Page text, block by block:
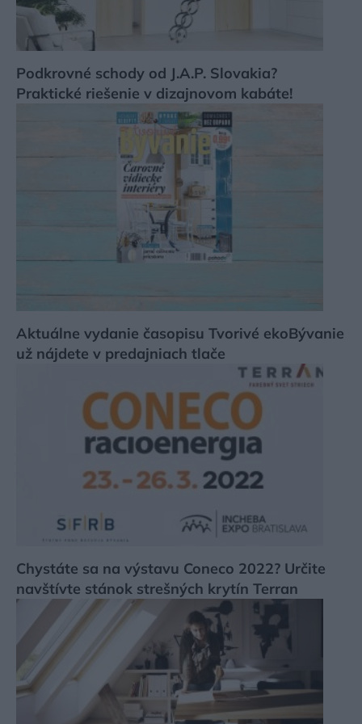
Podkrovné schody od J.A.P. Slovakia?
Praktické riešenie v dizajnovom kabáte!
Aktuálne vydanie časopisu Tvorivé ekoBývanie
už nájdete v predajniach tlače
Chystáte sa na výstavu Coneco 2022? Určite
navštívte stánok strešných krytín Terran